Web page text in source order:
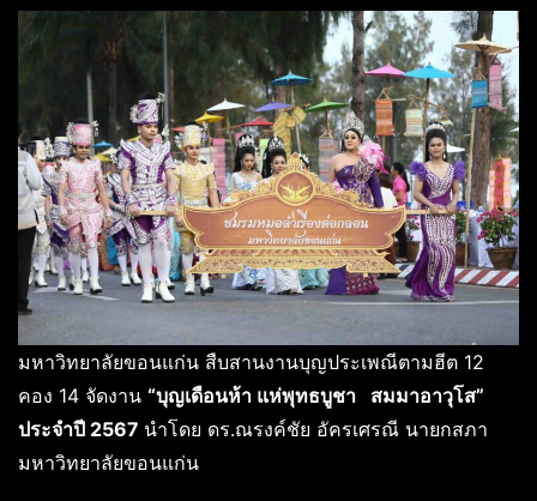
มหาวิทยาลัยขอนแก่น สืบสานงานบุญประเพณีตามฮีต 12
คอง 14 จัดงาน “บุญเดือนห้า แห่พุทธบูชา สมมาอาวุโส”
ประจำปี 2567 นำโดย ดร.ณรงค์ชัย อัครเศรณี นายกสภา
มหาวิทยาลัยขอนแก่น